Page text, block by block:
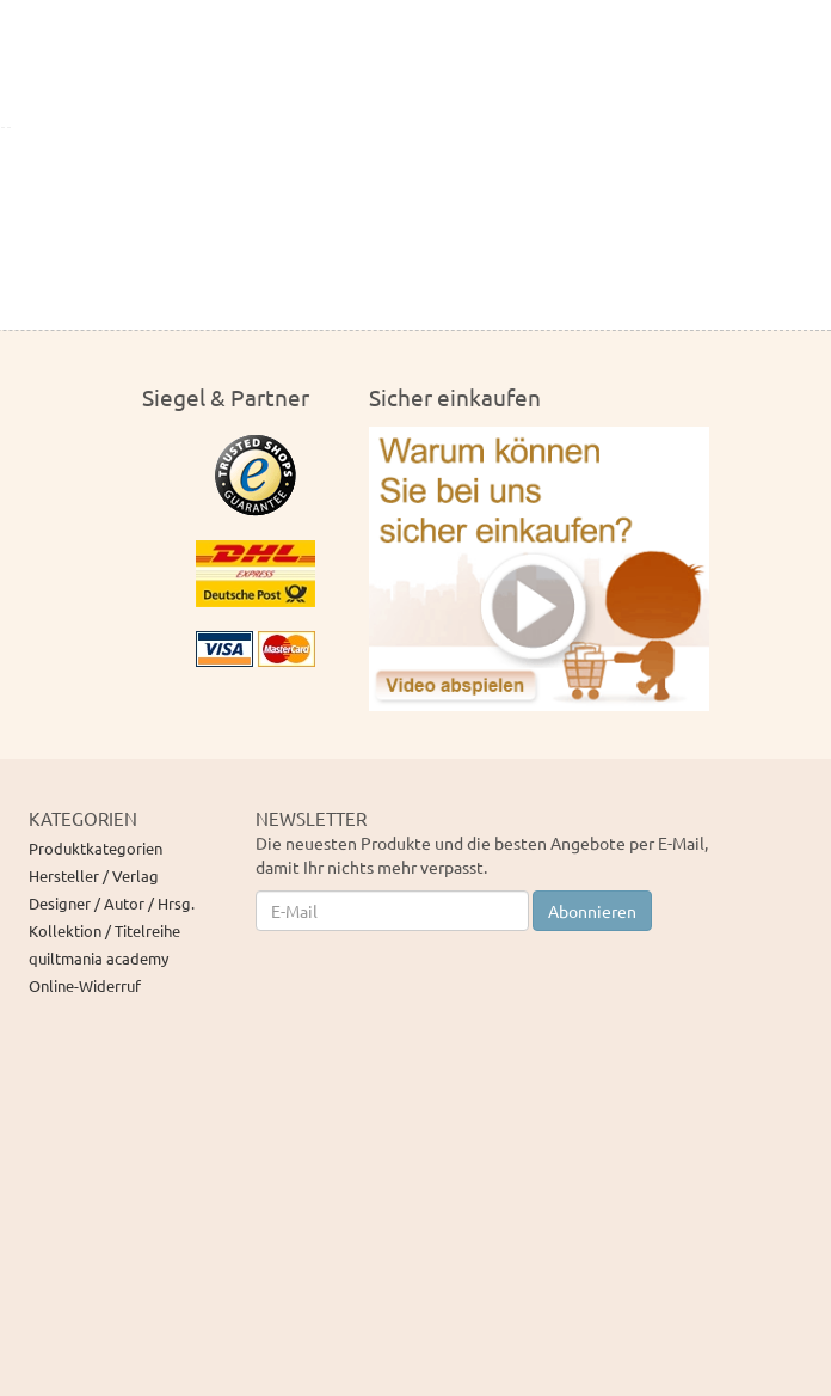
Siegel & Partner Sicher einkaufen
KATEGORIEN
Produktkategorien
Hersteller / Verlag
Designer / Autor / Hrsg.
Kollektion / Titelreihe
quiltmania academy
Online-Widerruf
NEWSLETTER
Die neuesten Produkte und die besten Angebote per E-Mail,
damit Ihr nichts mehr verpasst.
Newsletter
Abonnieren